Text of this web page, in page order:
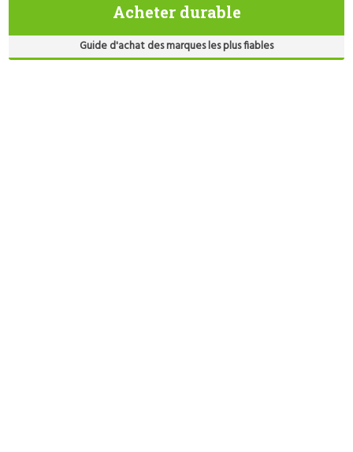
Acheter durable
Guide d'achat des marques les plus fiables